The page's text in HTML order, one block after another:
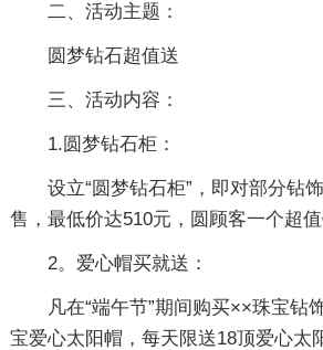
二、活动主题：
圆梦钻石超值送
三、活动内容：
1.圆梦钻石柜：
设立“圆梦钻石柜”，即对部分钻
售，最低价达510元，圆顾客一个超值
2。爱心帽买就送：
凡在“端午节”期间购买××珠宝钻
宝爱心太阳帽，每天限送18顶爱心太